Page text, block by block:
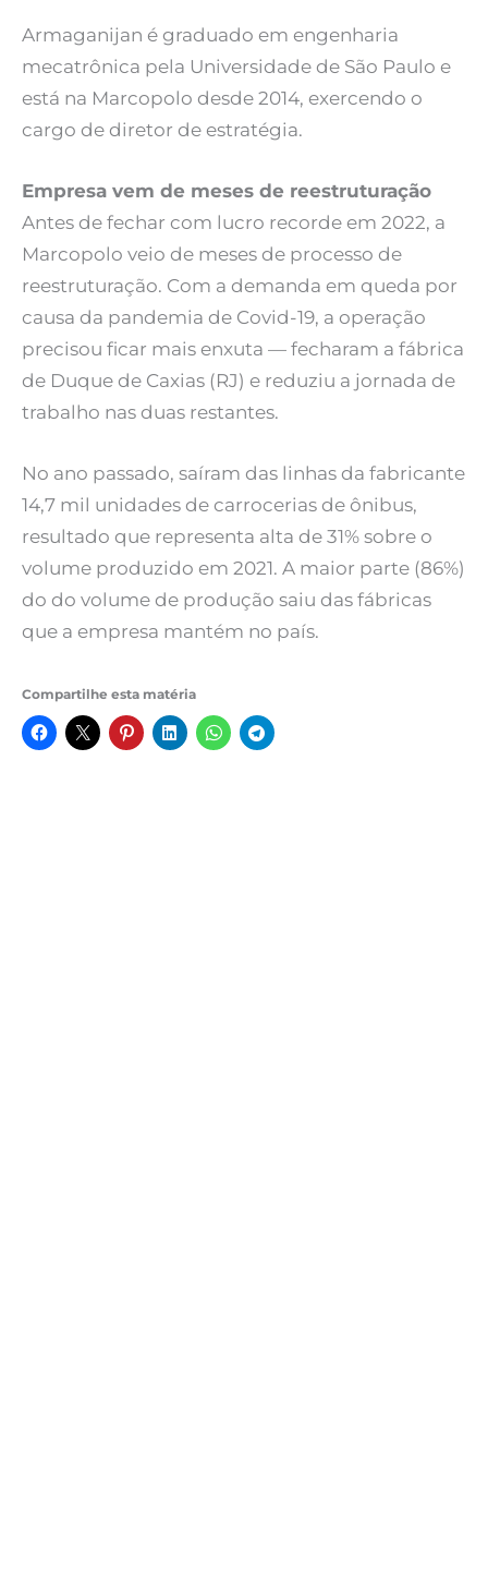
Armaganijan é graduado em engenharia
mecatrônica pela Universidade de São Paulo e
está na Marcopolo desde 2014, exercendo o
cargo de diretor de estratégia.
Empresa vem de meses de reestruturação
Antes de fechar com lucro recorde em 2022, a
Marcopolo veio de meses de processo de
reestruturação. Com a demanda em queda por
causa da pandemia de Covid-19, a operação
precisou ficar mais enxuta — fecharam a fábrica
de Duque de Caxias (RJ) e reduziu a jornada de
trabalho nas duas restantes.
No ano passado, saíram das linhas da fabricante
14,7 mil unidades de carrocerias de ônibus,
resultado que representa alta de 31% sobre o
volume produzido em 2021. A maior parte (86%)
do do volume de produção saiu das fábricas
que a empresa mantém no país.
Compartilhe esta matéria